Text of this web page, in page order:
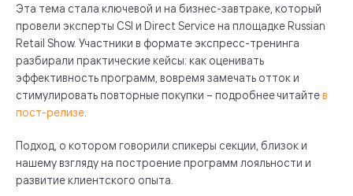
Эта тема стала ключевой и на бизнес-завтраке, который
провели эксперты CSI и Direct Service на площадке Russian
Retail Show. Участники в формате экспресс-тренинга
разбирали практические кейсы: как оценивать
эффективность программ, вовремя замечать отток и
стимулировать повторные покупки – подробнее читайтев
пост-релизе
Подход, о котором говорили спикеры секции, близок и
нашему взгляду на построение программ лояльности и
развитие клиентского опыта.